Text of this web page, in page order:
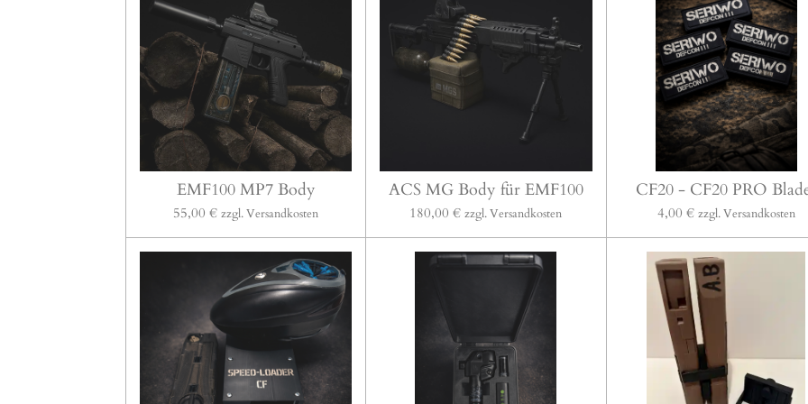
EMF100 MP7 Body
55,00 € zzgl. Versandkosten
ACS MG Body für EMF100
180,00 € zzgl. Versandkosten
CF20 - CF20 PRO
4,00 € zzgl. Versandkosten